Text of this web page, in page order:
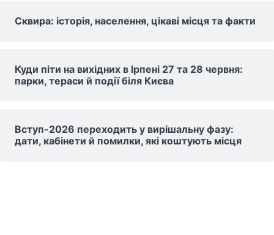
Сквира: історія, населення, цікаві місця та факти
Куди піти на вихідних в Ірпені 27 та 28 червня:
парки, тераси й події біля Києва
Вступ-2026 переходить у вирішальну фазу:
дати, кабінети й помилки, які коштують місця